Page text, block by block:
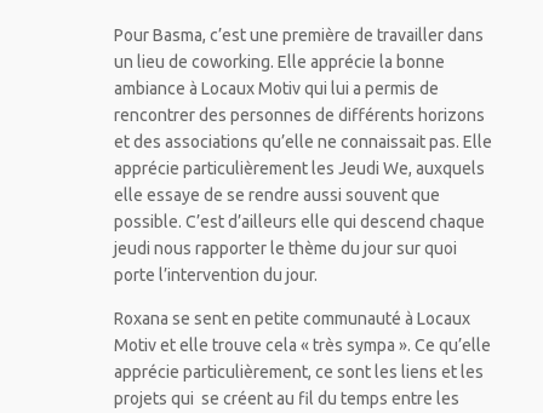
Pour Basma, c’est une première de travailler dans
un lieu de coworking. Elle apprécie la bonne
ambiance à Locaux Motiv qui lui a permis de
rencontrer des personnes de différents horizons
et des associations qu’elle ne connaissait pas. Elle
apprécie particulièrement les Jeudi We, auxquels
elle essaye de se rendre aussi souvent que
possible. C’est d’ailleurs elle qui descend chaque
jeudi nous rapporter le thème du jour sur quoi
porte l’intervention du jour.
Roxana se sent en petite communauté à Locaux
Motiv et elle trouve cela « très sympa ». Ce qu’elle
apprécie particulièrement, ce sont les liens et les
projets qui se créent au fil du temps entre les